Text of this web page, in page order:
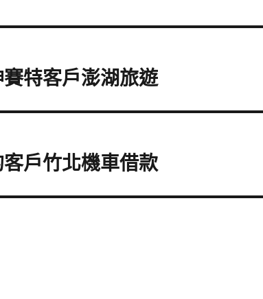
特客戶澎湖旅遊
戶竹北機車借款